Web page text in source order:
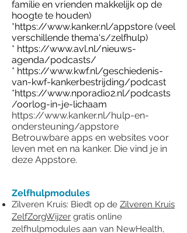
familie en vrienden makkelijk op de
hoogte te houden)
*https://www.kanker.nl/appstore (veel
verschillende thema's/zelfhulp)
* https://www.avl.nl/nieuws-
agenda/podcasts/
* https://www.kwf.nl/geschiedenis-
van-kwf-kankerbestrijding/podcast
*https://www.nporadio2.nl/podcasts
/oorlog-in-je-lichaam
https://www.kanker.nl/hulp-en-
ondersteuning/appstore
Betrouwbare apps en websites voor
leven met en na kanker. Die vind je in
deze Appstore.
Zelfhulpmodules
Zilveren Kruis: Biedt op de Zilveren Kruis
ZelfZorgWijzer gratis online
zelfhulpmodules aan van NewHealth,